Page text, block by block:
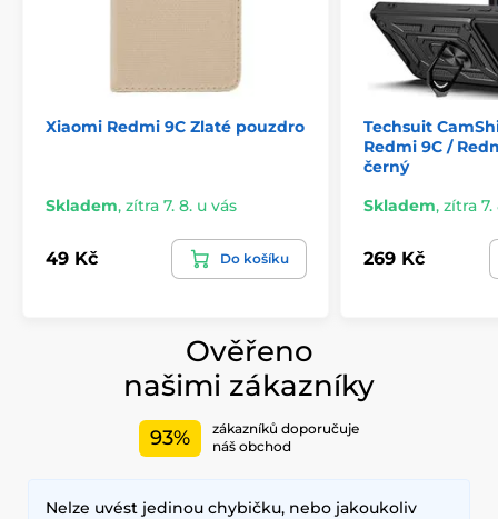
Xiaomi Redmi 9C Zlaté pouzdro
Skladem, zítra 7. 8. u vás
49 Kč Do košíku
Techsuit
Redmi 9C /
černý
Skladem, zítra 7.
269 Kč
Ověřeno
našimi zákazníky
93%
zákazníků doporučuje
náš obchod
Nelze uvést jedinou chybičku, nebo jakoukoliv